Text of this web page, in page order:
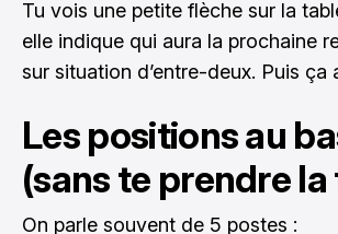
Tu vois une petite flèche sur la
elle indique qui aura la prochaine
sur situation d’entre-deux. Puis ça
Les positions au
(sans te prendre
On parle souvent de 5 postes :